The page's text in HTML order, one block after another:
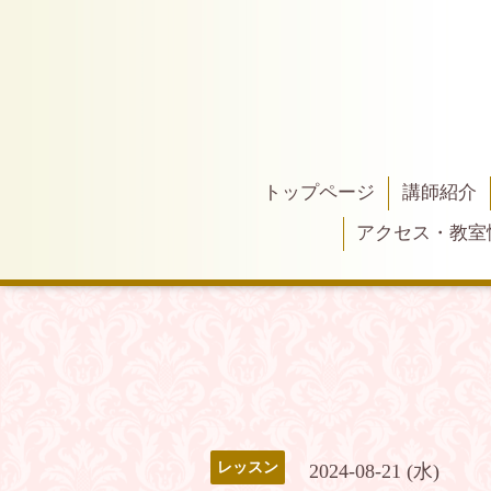
トップページ
講師紹介
アクセス・教
レッスン 2024-08-21 (水)